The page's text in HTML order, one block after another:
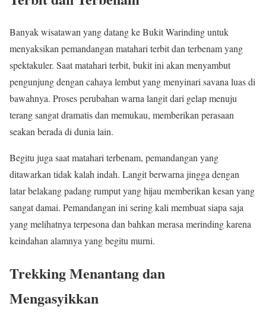
Banyak wisatawan yang datang ke Bukit Warinding untuk
menyaksikan pemandangan matahari terbit dan terbenam yang
spektakuler. Saat matahari terbit, bukit ini akan menyambut
pengunjung dengan cahaya lembut yang menyinari savana luas di
bawahnya. Proses perubahan warna langit dari gelap menuju
terang sangat dramatis dan memukau, memberikan perasaan
seakan berada di dunia lain.
Begitu juga saat matahari terbenam, pemandangan yang
ditawarkan tidak kalah indah. Langit berwarna jingga dengan
latar belakang padang rumput yang hijau memberikan kesan yang
sangat damai. Pemandangan ini sering kali membuat siapa saja
yang melihatnya terpesona dan bahkan merasa merinding karena
keindahan alamnya yang begitu murni.
Trekking Menantang dan
Mengasyikkan